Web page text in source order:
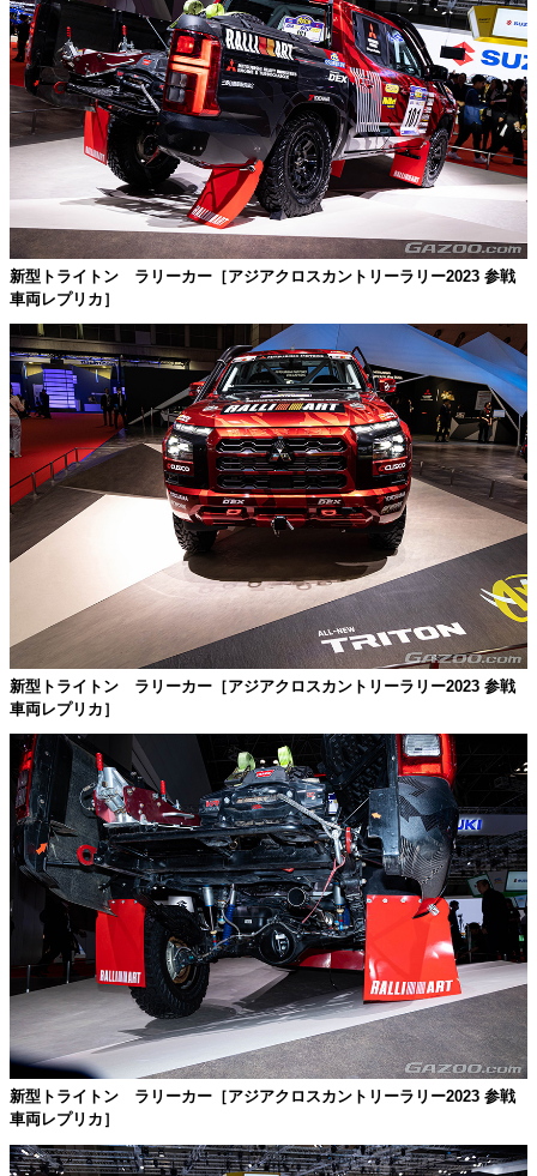
新型トライトン ラリーカー［アジアクロスカントリーラリー2023 参戦
車両レプリカ］
新型トライトン ラリーカー［アジアクロスカントリーラリー2023 参戦
車両レプリカ］
新型トライトン ラリーカー［アジアクロスカントリーラリー2023 参戦
車両レプリカ］